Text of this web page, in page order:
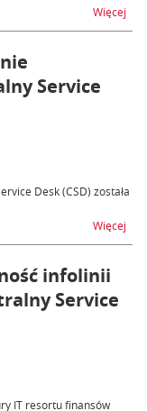
Więcej
Service
Desk (CSD) została
Więcej
infolinii
Service
IT resortu finansów